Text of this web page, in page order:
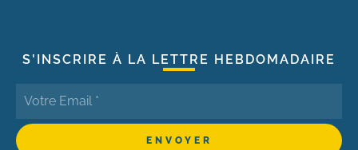
S'INSCRIRE À LA LETTRE HEBDOMADAIRE